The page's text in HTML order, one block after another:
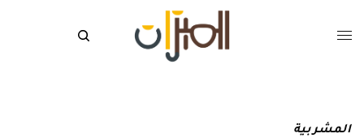
المشربية